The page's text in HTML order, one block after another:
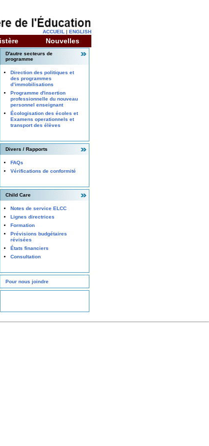
ACCUEIL | ENGLISH
Nouvelles
D'autre secteurs de
programme
Direction des politiques et
des programmes
d’immobilisations
Programme d'insertion
professionnelle du nouveau
personnel enseignant
Écologisation des écoles et
Examens operationnels et
transport des élèves
Divers / Rapports
FAQs
Vérifications de conformité
Child Care
Notes de service ELCC
Lignes directrices
Formation
Prévisions budgétaires
révisées
États financiers
Consultation
Pour nous joindre